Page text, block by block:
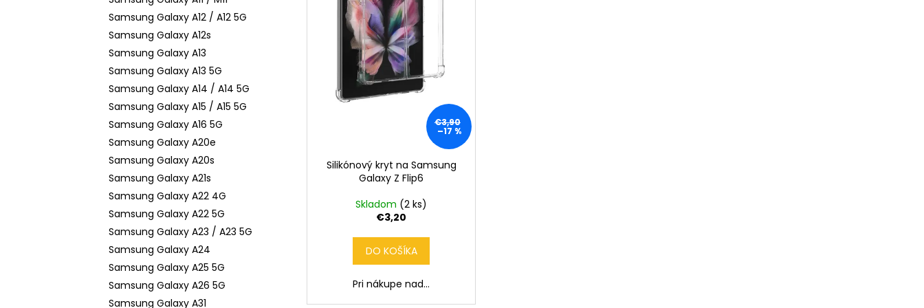
Samsung Galaxy A12 / A12 5G
Samsung Galaxy A12s
Samsung Galaxy A13
Samsung Galaxy A13 5G
Samsung Galaxy A14 / A14 5G
Samsung Galaxy A15 / A15 5G
Samsung Galaxy A16 5G
Samsung Galaxy A20e
Samsung Galaxy A20s
Samsung Galaxy A21s
Samsung Galaxy A22 4G
Samsung Galaxy A22 5G
Samsung Galaxy A23 / A23 5G
Samsung Galaxy A24
Samsung Galaxy A25 5G
Samsung Galaxy A26 5G
Samsung Galaxy A31
€3,90
–17 %
Silikónový kryt na Samsung
Galaxy Z Flip6
Skladom (2 ks)
€3,20
DO KOŠÍKA
Pri nákupe nad...